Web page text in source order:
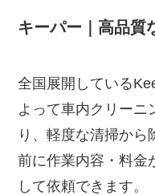
キーパー｜高品質
全国展開している
よって車内クリーニ
り、軽度な清掃か
前に作業内容・料金
して依頼できます。